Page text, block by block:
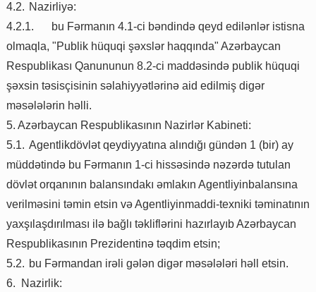
4.2. Nazirliyə:
4.2.1.
bu Fərmanın 4.1-ci bəndində qeyd edilənlər istisna
olmaqla, "Publik hüquqi şəxslər haqqında" Azərbaycan
Respublikası Qanununun 8.2-ci maddəsində publik hüquqi
şəxsin təsisçisinin səlahiyyətlərinə aid edilmiş digər
məsələlərin həlli.
5. Azərbaycan Respublikasının Nazirlər Kabineti:
5.1. Agentlikdövlət qeydiyyatına alındığı gündən 1 (bir) ay
müddətində bu Fərmanın 1-ci hissəsində nəzərdə tutulan
dövlət orqanının balansındakı əmlakın Agentliyinbalansına
verilməsini təmin etsin və Agentliyinmaddi-texniki təminatının
yaxşılaşdırılması ilə bağlı təkliflərini hazırlayıb Azərbaycan
Respublikasının Prezidentinə təqdim etsin;
5.2. bu Fərmandan irəli gələn digər məsələləri həll etsin.
6. Nazirlik: